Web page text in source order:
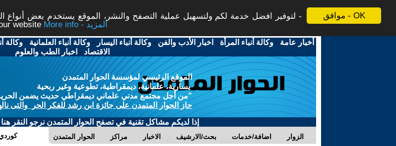
موافق - OK
لتوفير افضل خدمة لكم ولتسهيل عملية التصفح والنشر، الموقع يستخدم بعض أنواع
website
More info - المزيد
أخبار عامة -وكالة أنباء المرأة - اخبار الأدب والفن -وكالة أنباء اليسار -وكالة أنباء العلمانية -وكالة
الاقتصاد - اخبار الطب والعلوم
الموقع الرئيسي لمؤسسة الحوار المتمدن
يسارية، علمانية، ديمقراطية، تطوعية وغير ربحية
"من أجل مجتمع مدني علماني ديمقراطي حديث يضمن الحرية
حاز الحوار المتمدن على جائزة ابن رشد للفكر الحر والتى
إذا لديكم مشاكل تقنية في تصفح الحوار المتمدن نرجو النقر هنا
الحوار المتمدن مراكز الاخبار بحث/الارشيف اضافة/خدمات الزوار